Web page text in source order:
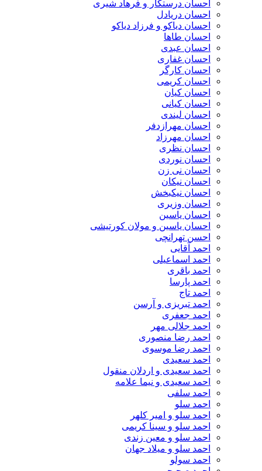
احسان درستكار و فرهاد شيرى
احسان دریادل
احسان دیاکو و فرزاد دیاکو
احسان طاها
احسان عبدی
احسان غفاری
احسان کارگر
احسان کریمی
احسان کیان
احسان کیانی
احسان لیندی
احسان مهرازدفر
احسان مهرزاد
احسان نظری
احسان نوردی
احسان نی زن
احسان نیکان
احسان نیکبخش
احسان وزیری
احسان یاسین
احسان یاسین و مولان کورتیشی
احسن تهرانچی
احمد آقایی
احمد اسماعیلی
احمد باقری
احمد پارسا
احمد تاج
احمد تبریزی و آرسن
احمد جعفری
احمد جلالی مهر
احمد رضا منصوری
احمد رضا موسوی
احمد سعیدی
احمد سعیدی و اردلان منقول
احمد سعیدی و نیما علامه
احمد سلفی
احمد سلو
احمد سلو و امیر کلهر
احمد سلو و سینا کریمی
احمد سلو و معین زندی
احمد سلو و میلاد جهان
احمد سولو